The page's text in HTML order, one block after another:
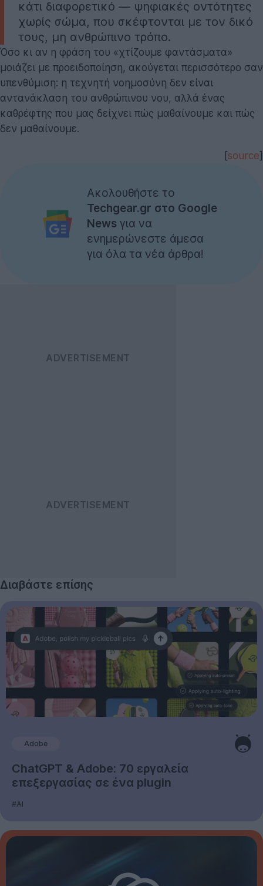
κάτι διαφορετικό — ψηφιακές οντότητες
χωρίς σώμα, που σκέφτονται με τον δικό
τους, μη ανθρώπινο τρόπο.
Όσο κι αν η φράση του «χτίζουμε φαντάσματα»
μοιάζει με προειδοποίηση, ακούγεται περισσότερο σαν
υπενθύμιση: η τεχνητή νοημοσύνη δεν είναι
αντανάκλαση του ανθρώπινου νου, αλλά ένας
καθρέφτης που μας δείχνει πώς μαθαίνουμε και πώς
δεν μαθαίνουμε.
source
Ακολουθήστε το
Techgear.gr στο Google
News για να
ενημερώνεστε άμεσα
για όλα τα νέα άρθρα!
Διαβάστε επίσης
Adobe
ChatGPT & Adobe: 70 εργαλεία
επεξεργασίας σε ένα plugin
#AI